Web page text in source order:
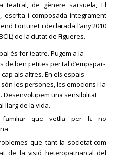
teatral, de gènere sarsuela, El
escrita i composada íntegrament
Fortunet i declarada l’any 2010
de la ciutat de Figueres.
és fer teatre. Pugem a la
de ben petites per tal d’empapar-
als altres. En els espais
les persones, les emocions i la
Desenvolupem una sensibilitat
llarg de la vida.
familiar que vetlla per la no
que tant la societat com
de la visió heteropatriarcal del